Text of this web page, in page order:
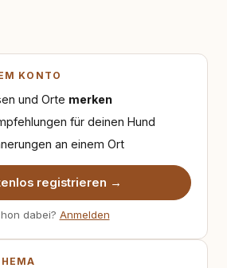
KONTO
und Orte merken
für deinen Hund
an einem Ort
registrieren →
dabei? Anmelden